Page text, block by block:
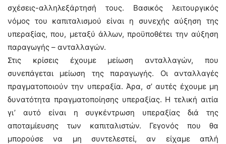
σχέσεις-αλληλεξάρτησή τους. Βασικός λειτουργικός
νόμος του καπιταλισμού είναι η συνεχής αύξηση της
υπεραξίας, που, μεταξύ άλλων, προϋποθέτει την αύξηση
παραγωγής – ανταλλαγών.
Στις κρίσεις έχουμε μείωση ανταλλαγών, που
συνεπάγεται μείωση της παραγωγής. Οι ανταλλαγές
πραγματοποιούν την υπεραξία. Άρα, σ’ αυτές έχουμε μη
δυνατότητα πραγματοποίησης υπεραξίας. Η τελική αιτία
γι’ αυτό είναι η συγκέντρωση υπεραξίας διά της
αποταμίευσης των καπιταλιστών. Γεγονός που θα
μπορούσε να μη συντελεστεί, αν είχαμε απλή